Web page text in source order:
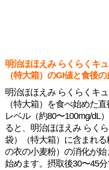
明治ほほえみ らくらくキ
（特大箱）のGI値と食後
明治ほほえみ らくらくキュ
（特大箱）を食べ始めた
レベル（約80〜100mg/dL
ると、明治ほほえみ らく
袋）（特大箱）に含まれ
の衣の小麦粉）の消化が
始めます。摂取後30〜45